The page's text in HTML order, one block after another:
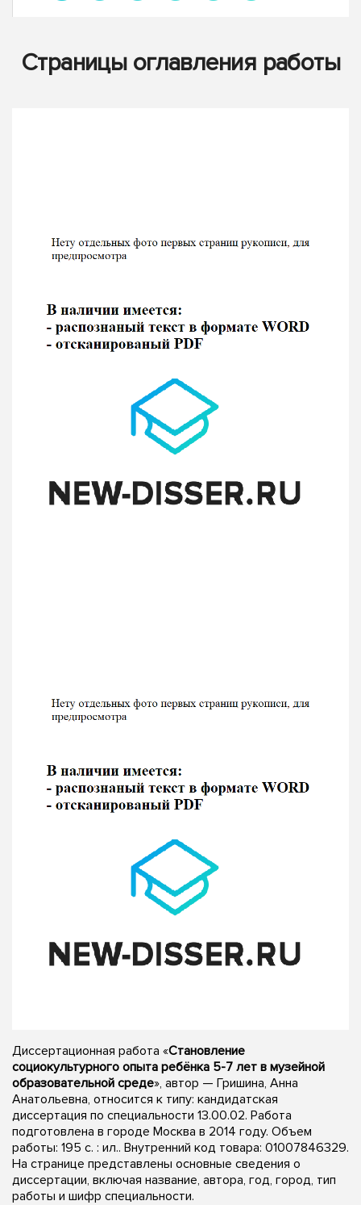
Страницы оглавления работы
Диссертационная работа «Становление
социокультурного опыта ребёнка 5-7 лет в музейной
образовательной среде», автор — Гришина, Анна
Анатольевна, относится к типу: кандидатская
диссертация по специальности 13.00.02. Работа
подготовлена в городе Москва в 2014 году. Объем
работы: 195 с. : ил.. Внутренний код товара: 01007846329.
На странице представлены основные сведения о
диссертации, включая название, автора, год, город, тип
работы и шифр специальности.